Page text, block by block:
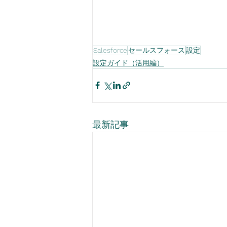
Salesforce セールスフォース 設定
設定ガイド（活用編）
最新記事